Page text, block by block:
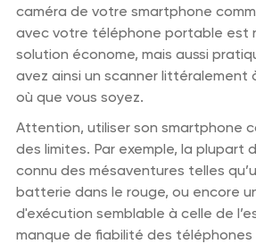
caméra de votre smartphone
avec votre téléphone portable est
solution économe, mais aussi
avez ainsi un scanner littéralement
où que vous soyez.
Attention, utiliser son smartphone
des limites. Par exemple, la plupart
connu des mésaventures telles
batterie dans le rouge, ou encore
d'exécution semblable à celle de
manque de fiabilité des